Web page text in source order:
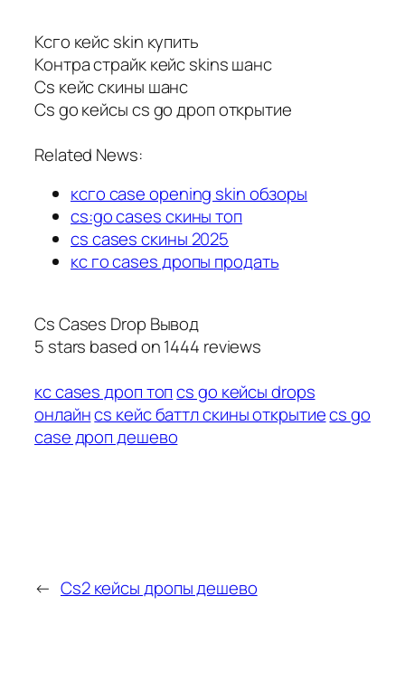
Ксго кейс skin купить
Контра страйк кейс skins шанс
Cs кейс скины шанс
Cs go кейсы cs go дроп открытие
Related News:
ксго case opening skin обзоры
cs:go cases скины топ
cs cases скины 2025
кс го cases дропы продать
Cs Cases Drop Вывод
5 stars based on1444 reviews
кс cases дроп топ cs go кейсы drops
онлайнcs кейс баттл скины открытиеcs go
case дроп дешево
← Cs2 кейсы дропы дешево